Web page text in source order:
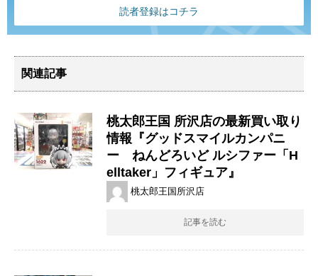
読者登録はコチラ
関連記事
桃太郎王国 所沢店の最新買い取り
情報『グッドスマイルカンパニ
ー ねんどろいど ​ルシファー「H
elltaker」フィギュア』
桃太郎王国所沢店
記事を読む